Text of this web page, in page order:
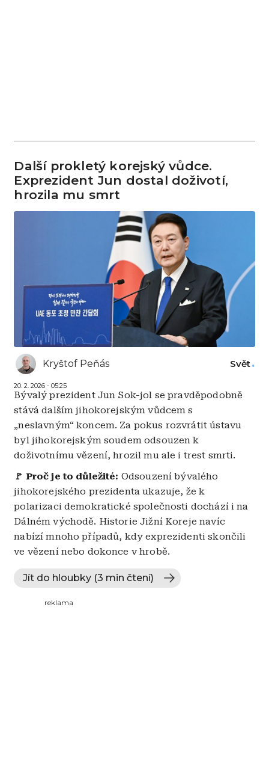
Další prokletý korejský vůdce.
Exprezident Jun dostal doživotí,
hrozila mu smrt
Kryštof Peňás
20. 2. 2026 - 05:25
Svět
Bývalý prezident Jun Sok-jol se pravděpodobně
stává dalším jihokorejským vůdcem s
„neslavným“ koncem. Za pokus rozvrátit ústavu
byl jihokorejským soudem odsouzen k
doživotnímu vězení, hrozil mu ale i trest smrti.
🚩 Proč je to důležité: Odsouzení bývalého
jihokorejského prezidenta ukazuje, že k
polarizaci demokratické společnosti dochází i na
Dálném východě. Historie Jižní Koreje navíc
nabízí mnoho případů, kdy exprezidenti skončili
ve vězení nebo dokonce v hrobě.
Jít do hloubky (3 min čtení)
reklama